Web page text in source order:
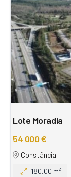
Lote Moradia
54 000 €
Constância
180,00 m²